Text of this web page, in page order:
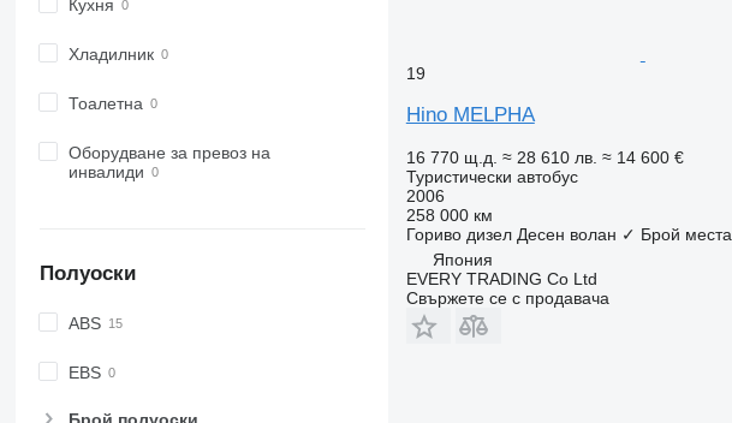
Кухня
Хладилник
Тоалетна
Оборудване за превоз на
инвалиди
Полуоски
ABS
EBS
19
Hino MELPHA
16 770 щ.д. ≈ 28 610 лв. ≈ 14 600 €
Туристически автобус
2006
258 000 км
Гориво дизел Десен волан ✓ Брой места
Япония
EVERY TRADING Co Ltd
Свържете се с продавача